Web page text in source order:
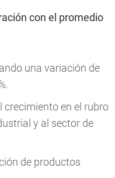
con el promedio
una variación de
crecimiento en el rubro
y al sector de
de productos